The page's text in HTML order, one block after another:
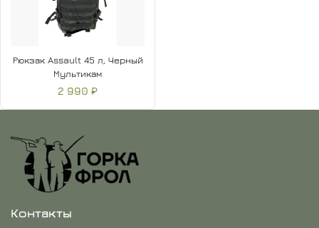
Рюкзак Assault 45 л, Черный
Мультикам
2 990 ₽
Контакты